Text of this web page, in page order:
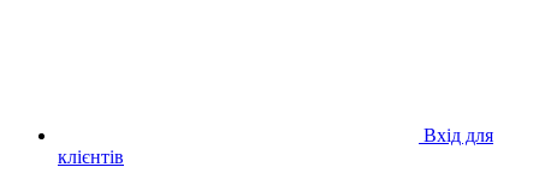
Вхід для
клієнтів